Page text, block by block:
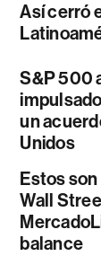
Así cerró
S&P 500
un
Unidos
Estos
Wall
balance